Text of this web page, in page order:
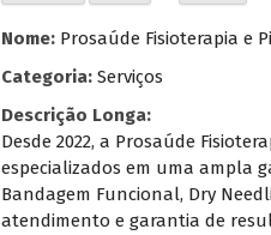
Nome: Prosaúde Fisioterapia e
Categoria: Serviços
Descrição Longa:
Desde 2022, a Prosaúde
especializados em uma ampla
Bandagem Funcional, Dry
atendimento e garantia de